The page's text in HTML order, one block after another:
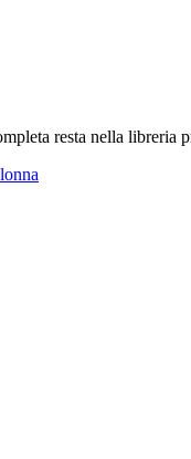
resta nella libreria